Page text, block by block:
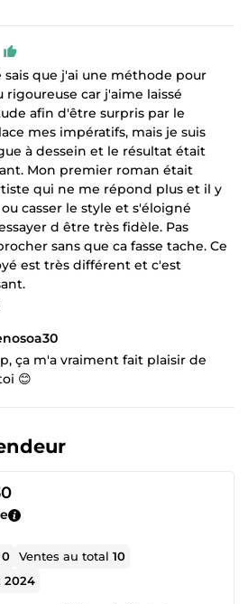
sais que j'ai une méthode pour
rigoureuse car j'aime laissé
afin d'être surpris par le
mes impératifs, mais je suis
à dessein et le résultat était
Mon premier roman était
qui ne me répond plus et il y
casser le style et s'éloigné
d être très fidèle. Pas
sans que ca fasse tache. Ce
est très différent et c'est
ça m'a vraiment fait plaisir de
😊
0 Ventes au total10
2024